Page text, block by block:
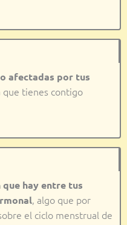
afectadas por tus
que tienes contigo
hay entre tus
, algo que por
el ciclo menstrual de